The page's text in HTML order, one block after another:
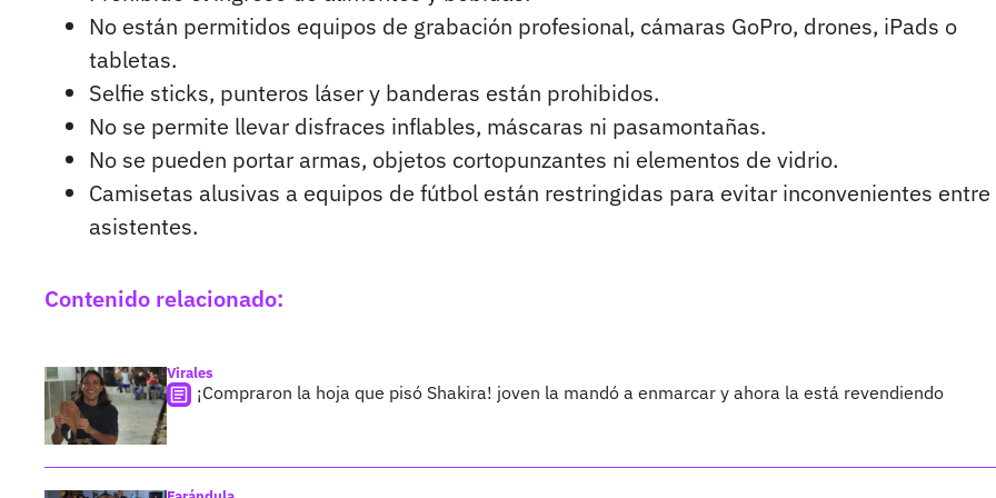
No están permitidos equipos de grabación profesional, cámaras GoPro, drones, iPads o
tabletas.
Selfie sticks, punteros láser y banderas están prohibidos.
No se permite llevar disfraces inflables, máscaras ni pasamontañas.
No se pueden portar armas, objetos cortopunzantes ni elementos de vidrio.
Camisetas alusivas a equipos de fútbol están restringidas para evitar inconvenientes entre
asistentes.
Contenido relacionado:
Virales
¡Compraron la hoja que pisó Shakira! joven la mandó a enmarcar y ahora la está revendiendo